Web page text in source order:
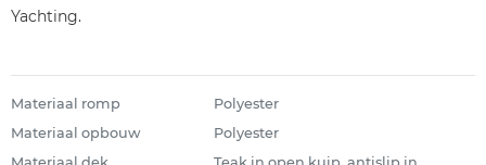
Yachting.
Materiaal romp
Polyester
Materiaal opbouw
Polyester